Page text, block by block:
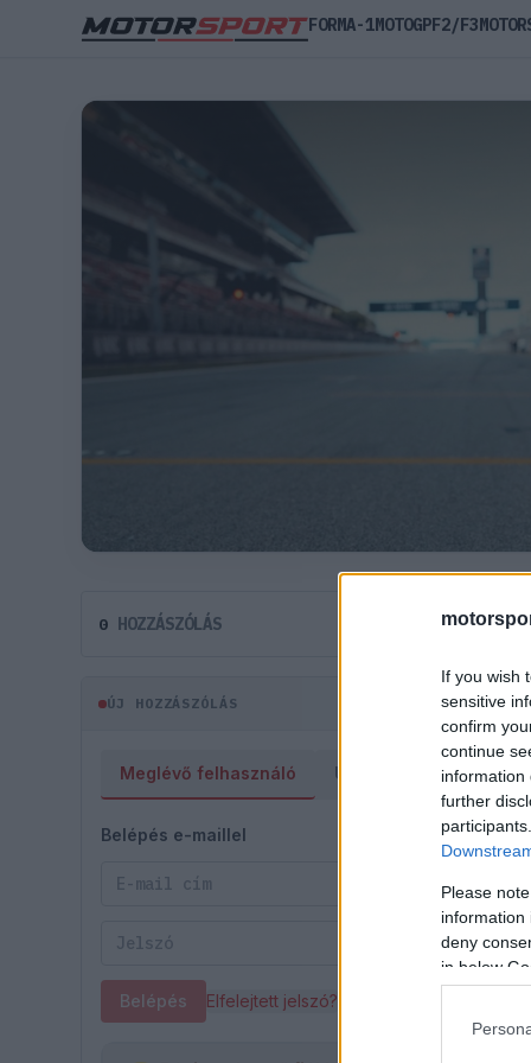
If you wish
sensitive
confirm
continue
information
further
Please
information
deny
in below
0 HOZZÁSZÓLÁS
ÚJ HOZZÁSZÓLÁS
Meglévő felhasználó Új felhasználó
Belépés e-maillel
Belépés Elfelejtett jelszó?
FORMA-1MOTOGPF2/F3